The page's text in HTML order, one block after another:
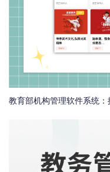
教育部机构管理软件系统